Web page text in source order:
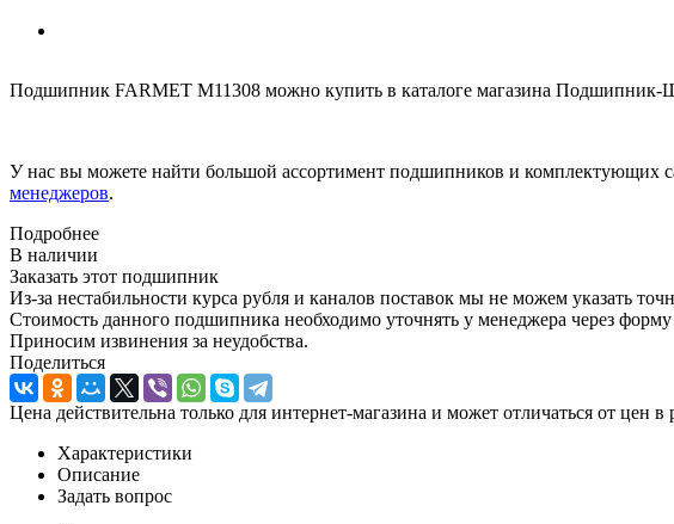
Подшипник FARMET M11308 можно купить в каталоге магазина Подшипник-
У нас вы можете найти большой ассортимент подшипников и комплектующих
менеджеров.
Подробнее
В наличии
Заказать этот подшипник
Из-за нестабильности курса рубля и каналов поставок мы не можем указать
Стоимость данного подшипника необходимо уточнять у менеджера через
Приносим извинения за неудобства.
Поделиться
Цена действительна только для интернет-магазина и может отличаться от цен
Характеристики
Описание
Задать вопрос